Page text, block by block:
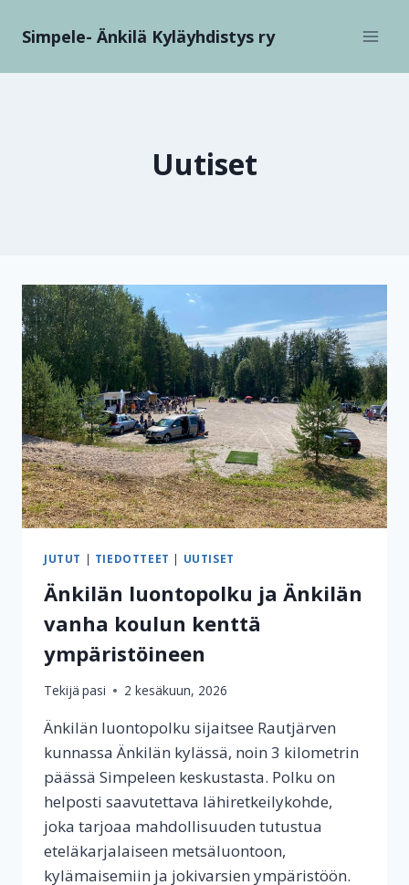
sisältöön
Simpele- Änkilä Kyläyhdistys ry
Uutiset
JUTUT | TIEDOTTEET | UUTISET
Änkilän luontopolku ja Änkilän
vanha koulun kenttä
ympäristöineen
Tekijä pasi 2 kesäkuun, 2026
Änkilän luontopolku sijaitsee Rautjärven
kunnassa Änkilän kylässä, noin 3 kilometrin
päässä Simpeleen keskustasta. Polku on
helposti saavutettava lähiretkeilykohde,
joka tarjoaa mahdollisuuden tutustua
eteläkarjalaiseen metsäluontoon,
kylämaisemiin ja jokivarsien ympäristöön.